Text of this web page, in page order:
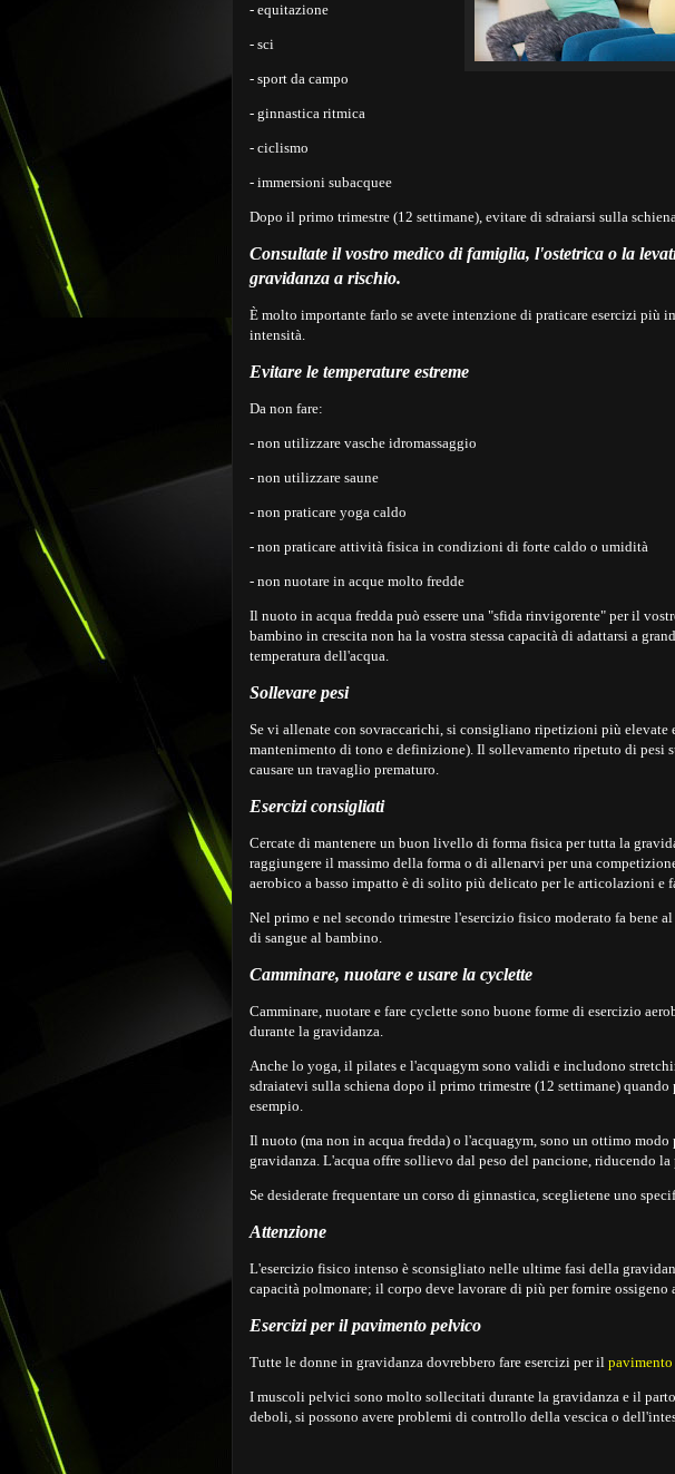
- equitazione
- sci
- sport da campo
- ginnastica ritmica
- ciclismo
- immersioni subacquee
Dopo il primo trimestre (12 settimane), evitare di sdraiarsi sulla
Consultate il vostro medico di famiglia, l'ostetrica o la
gravidanza a rischio.
È molto importante farlo se avete intenzione di praticare esercizi più
intensità.
Evitare le temperature estreme
Da non fare:
- non utilizzare vasche idromassaggio
- non utilizzare saune
- non praticare yoga caldo
- non praticare attività fisica in condizioni di forte caldo o umidità
- non nuotare in acque molto fredde
Il nuoto in acqua fredda può essere una "sfida rinvigorente" per il
bambino in crescita non ha la vostra stessa capacità di adattarsi a
temperatura dell'acqua.
Sollevare pesi
Se vi allenate con sovraccarichi, si consigliano ripetizioni più elevate
mantenimento di tono e definizione). Il sollevamento ripetuto di pesi
causare un travaglio prematuro.
Esercizi consigliati
Cercate di mantenere un buon livello di forma fisica per tutta la
raggiungere il massimo della forma o di allenarvi per una
aerobico a basso impatto è di solito più delicato per le articolazioni e
Nel primo e nel secondo trimestre l'esercizio fisico moderato fa bene
di sangue al bambino.
Camminare, nuotare e usare la cyclette
Camminare, nuotare e fare cyclette sono buone forme di esercizio
durante la gravidanza.
Anche lo yoga, il pilates e l'acquagym sono validi e includono
sdraiatevi sulla schiena dopo il primo trimestre (12 settimane) quando
esempio.
Il nuoto (ma non in acqua fredda) o l'acquagym, sono un ottimo modo
gravidanza. L'acqua offre sollievo dal peso del pancione, riducendo la
Se desiderate frequentare un corso di ginnastica, sceglietene uno
Attenzione
L'esercizio fisico intenso è sconsigliato nelle ultime fasi della
capacità polmonare; il corpo deve lavorare di più per fornire ossigeno
Esercizi per il pavimento pelvico
Tutte le donne in gravidanza dovrebbero fare esercizi per il
I muscoli pelvici sono molto sollecitati durante la gravidanza e il
deboli, si possono avere problemi di controllo della vescica o